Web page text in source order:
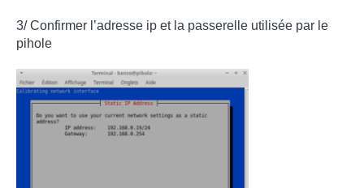
3/ Confirmer l’adresse ip et la passerelle utilisée par le
pihole